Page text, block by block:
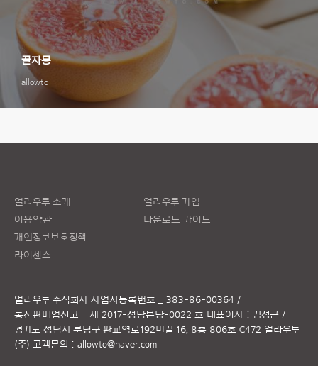
allowto
꿀자몽
얼라우투 소개
이용약관
개인정보보호정책
라이센스
얼라우투 가입
다운로드 가이드
얼라우투 주식회사 사업자등록번호 _ 383-86-00364 /
통신판매업신고 _ 제 2017-성남분당-0022 호 대표이사 : 김정근 /
경기도 성남시 분당구 판교역로192번길 16, 8층 806호 C472 얼라우투
(주) 고객문의 : allowto@naver.com